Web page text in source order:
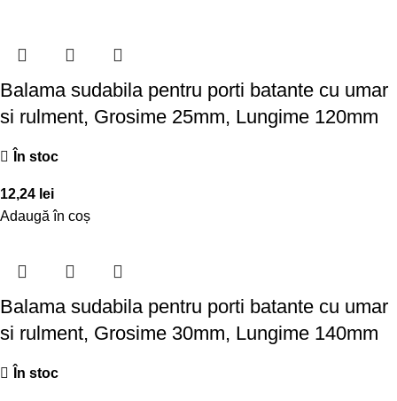
Balama sudabila pentru porti batante cu umar
si rulment, Grosime 25mm, Lungime 120mm
În stoc
12,24 lei
Adaugă în coș
Balama sudabila pentru porti batante cu umar
si rulment, Grosime 30mm, Lungime 140mm
În stoc